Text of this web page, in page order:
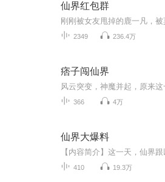
仙界红包群
2349 236.4万
痞子闯仙界
366 4万
仙界大爆料
410 19.3万